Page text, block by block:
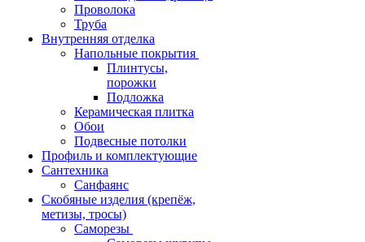
Проволока
Труба
Внутренняя отделка
Напольные покрытия
Плинтусы,
порожки
Подложка
Керамическая плитка
Обои
Подвесные потолки
Профиль и комплектующие
Сантехника
Санфаянс
Скобяные изделия (крепёж,
метизы, тросы)
Саморезы